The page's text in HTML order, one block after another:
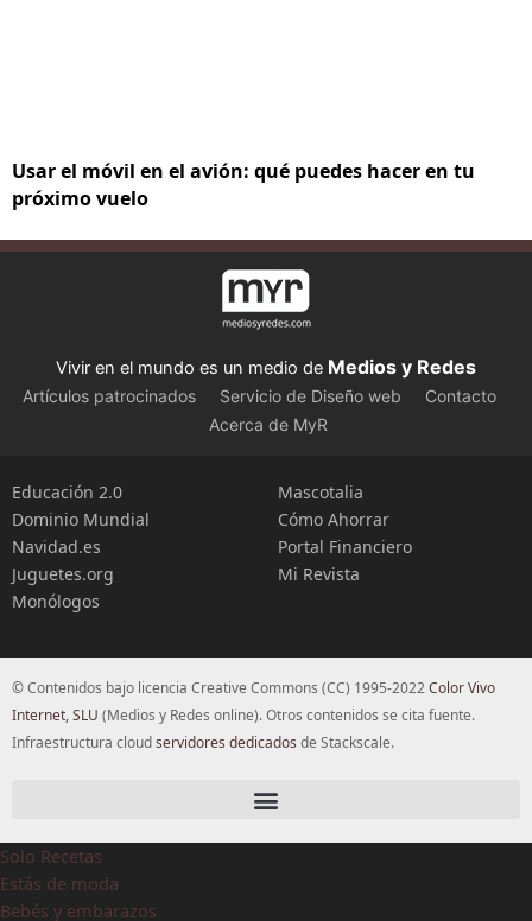
Usar el móvil en el avión: qué puedes hacer en tu
próximo vuelo
Vivir en el mundo es un medio de Medios y Redes
Artículos patrocinados Servicio de Diseño web
Contacto
Acerca de MyR
Educación 2.0
Dominio Mundial
Navidad.es
Juguetes.org
Monólogos
Mascotalia
Cómo Ahorrar
Portal Financiero
Mi Revista
© Contenidos bajo licencia Creative Commons (CC) 1995-2022Color Vivo
Internet, SLU (Medios y Redes online). Otros contenidos se cita fuente.
Infraestructura cloudservidores dedicados de Stackscale.
Solo Recetas
Estás de moda
Bebés y embarazos